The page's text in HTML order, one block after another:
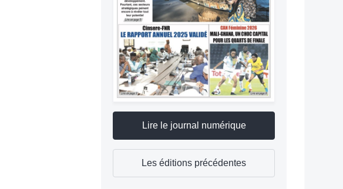
Lire le journal numérique
Les éditions précédentes